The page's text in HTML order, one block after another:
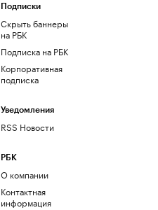
Подписки
Скрыть баннеры
на РБК
Подписка на РБК
Корпоративная
подписка
Уведомления
RSS Новости
РБК
О компании
Контактная
информация